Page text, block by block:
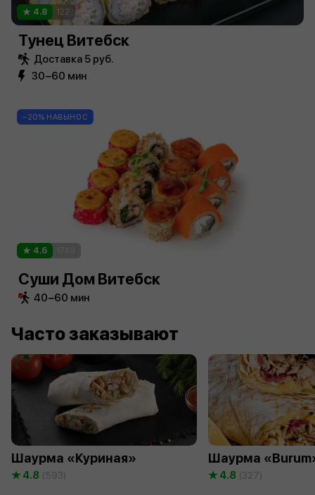
4.8 122
Тунец Витебск
Доставка 5 руб.
30−60 мин
−20% НАВЫНОС
4.6
Суши Дом Витебск
40−60 мин
Часто заказывают
Шаурма «Куриная»
4.8 (593)
Шаурма
4.8 (327)